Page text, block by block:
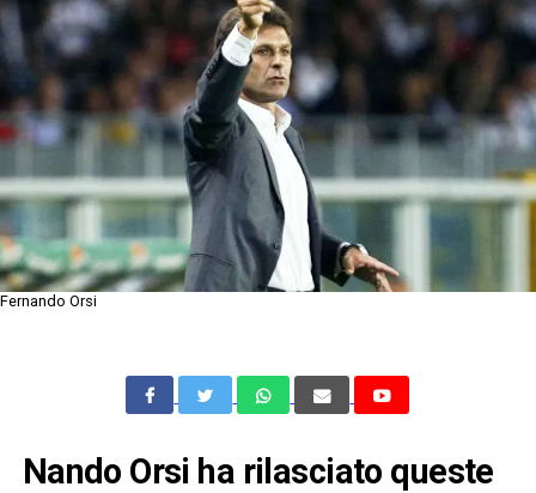
Fernando Orsi
Nando Orsi ha rilasciato queste